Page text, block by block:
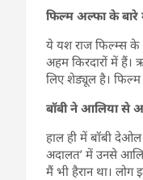
फिल्म अल्फा के बारे
ये यश राज फिल्म्स के
अहम किरदारों में हैं।
लिए शेड्यूल है। फिल्म
बॉबी ने आलिया से
हाल ही में बॉबी
अदालत’ में उनसे
मैं भी हैरान था।